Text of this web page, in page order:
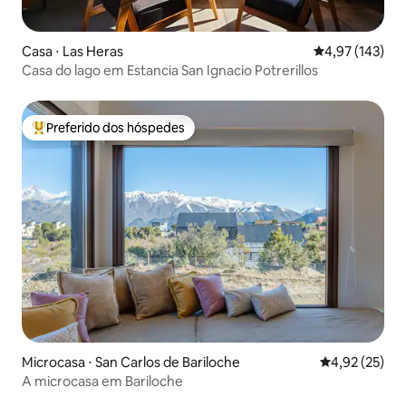
Casa ⋅ Las Heras 4,97 de uma
4,97 (143)
Casa do lago em Estancia San Ignacio Potrerillos
Entre os melhores preferidos dos hóspedes
Preferido dos hóspedes
Microcasa ⋅ San Carlos de Bariloche 4,92 de uma
4,92 (25)
A microcasa em Bariloche